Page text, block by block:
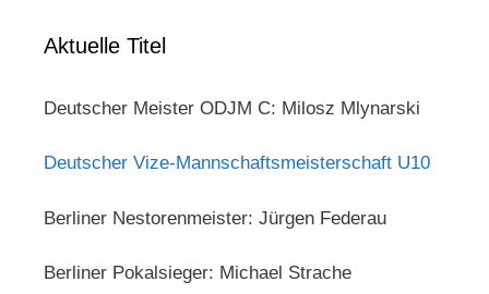
Aktuelle Titel
Deutscher Meister ODJM C: Milosz Mlynarski
Deutscher Vize-Mannschaftsmeisterschaft U10
Berliner Nestorenmeister: Jürgen Federau
Berliner Pokalsieger: Michael Strache